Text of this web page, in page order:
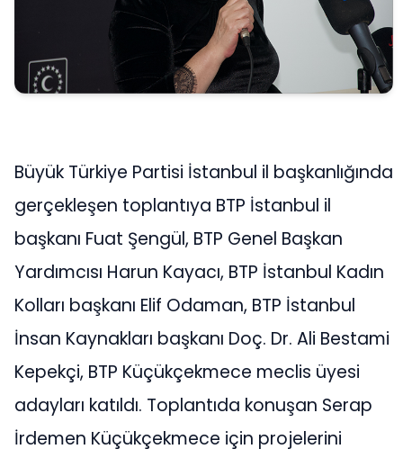
Büyük Türkiye Partisi İstanbul il başkanlığında
gerçekleşen toplantıya BTP İstanbul il
başkanı Fuat Şengül, BTP Genel Başkan
Yardımcısı Harun Kayacı, BTP İstanbul Kadın
Kolları başkanı Elif Odaman, BTP İstanbul
İnsan Kaynakları başkanı Doç. Dr. Ali Bestami
Kepekçi, BTP Küçükçekmece meclis üyesi
adayları katıldı. Toplantıda konuşan Serap
İrdemen Küçükçekmece için projelerini